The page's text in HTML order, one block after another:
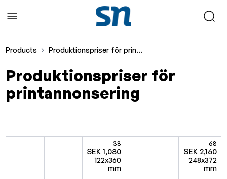
Products Produktionspriser för printannonsering
Produktionspriser för
printannonsering
38
SEK 1,080
122x360
mm
68
SEK 2,160
248x372
mm